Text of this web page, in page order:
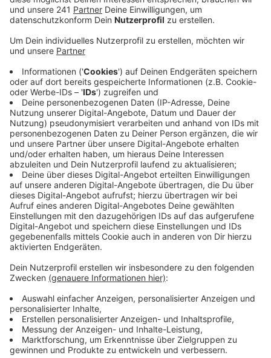
Veröffentlicht:Freitag, 12.04.2024 07:53
Anzeige
Um 21 Uhr will die Bahn ihre Baustelle nach Plan
beenden. Also müssen die Eifelpendler am Freitag
nochmal umsteigen, ab Samstag dann nicht mehr.
Grund für die Baustelle war die Sanierung einer Brücke
in der Kölner Südstadt, dafür mussten drei Gleise
gesperrt werden und das traf neben den Eifellinien
auch die Züge aus Bonn.
Besonders auf der Eifestrecke sind die Pendler in den
letzten Wochen schon sehr gebeutelt gewesen. Denn
auch die Arbeiten an einem neuen elektronischen
wieder für Einschränkungen gesorgt. Aber auch die
allmählich in ihre Endphase.
Anzeige